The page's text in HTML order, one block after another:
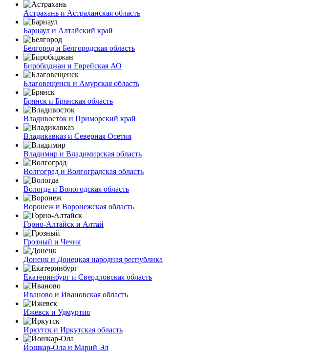
Астрахань и Астраханская область
Барнаул и Алтайский край
Белгород и Белгородская область
Биробиджан и Еврейская АО
Благовещенск и Амурская область
Брянск и Брянская область
Владивосток и Приморский край
Владикавказ и Северная Осетия
Владимир и Владимирская область
Волгоград и Волгоградская область
Вологда и Вологодская область
Воронеж и Воронежская область
Горно-Алтайск и Алтай
Грозный и Чечня
Донецк и Донецкая народная республика
Екатеринбург и Свердловская область
Иваново и Ивановская область
Ижевск и Удмуртия
Иркутск и Иркутская область
Йошкар-Ола и Марий Эл